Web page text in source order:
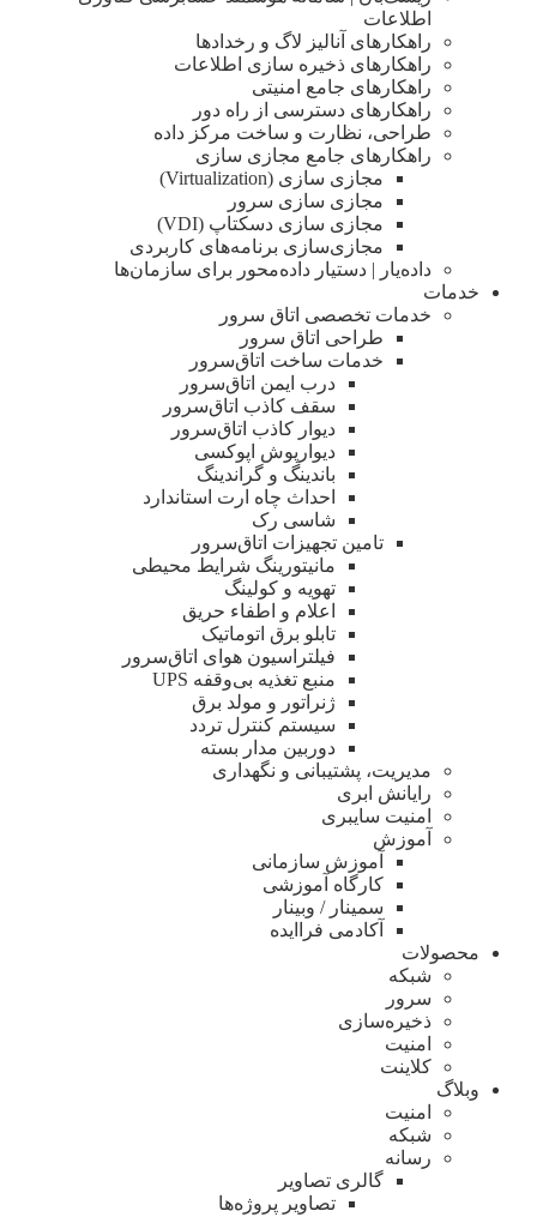
اطلاعات
راهکارهای آنالیز لاگ و رخدادها
راهکارهای ذخیره سازی اطلاعات
راهکارهای جامع امنیتی
راهکارهای دسترسی از راه دور
طراحی، نظارت و ساخت مرکز داده
راهکارهای جامع مجازی سازی
مجازی سازی (Virtualization)
مجازی‌ سازی سرور
مجازی‌ سازی دسکتاپ (VDI)
مجازی‌سازی برنامه‌های کاربردی
داده‌یار | دستیار داده‌محور برای سازمان‌ها
خدمات
خدمات تخصصی اتاق سرور
طراحی اتاق‌ سرور
خدمات ساخت اتاق‌سرور
درب ایمن اتاق‌سرور
سقف کاذب اتاق‌سرور
دیوار کاذب اتاق‌سرور
دیوار‌پوش اپوکسی
باندینگ و گراندینگ
احداث چاه ارت استاندارد
شاسی رک
تامین تجهیزات اتاق‌سرور
مانیتورینگ شرایط محیطی
تهویه و کولینگ
اعلام و اطفاء حریق
تابلو برق اتوماتیک
فیلتراسیون هوای اتاق‌سرور
منبع تغذیه بی‌وقفه ‌UPS
ژنراتور و مولد برق
سیستم کنترل تردد
دوربین مدار بسته
مدیریت، پشتیبانی و نگهداری
رایانش ابری
امنیت سایبری
آموزش
آموزش سازمانی
کارگاه آموزشی
سمینار / وبینار
آکادمی فراایده
محصولات
شبکه
سرور
ذخیره‌سازی
امنیت
کلاینت
وبلاگ
امنیت
شبکه
رسانه
گالری تصاویر
تصاویر پروژه‌ها